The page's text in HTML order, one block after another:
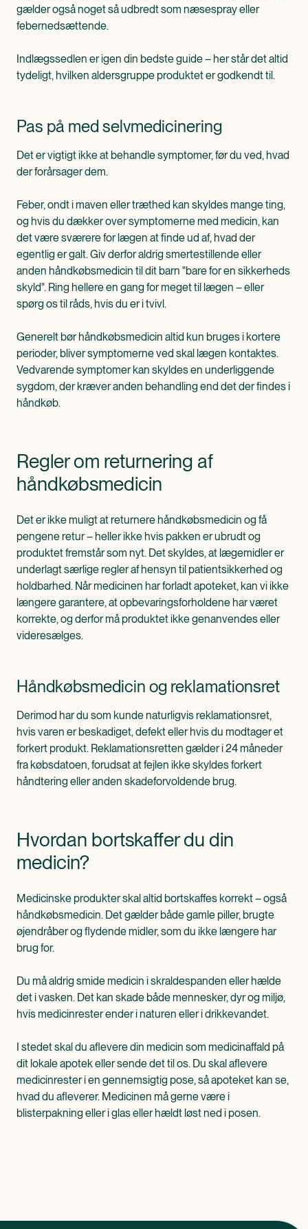
gælder også noget så udbredt som næsespray eller
febernedsættende.
Indlægssedlen er igen din bedste guide – her står det altid
tydeligt, hvilken aldersgruppe produktet er godkendt til.
Pas på med selvmedicinering
Det er vigtigt ikke at behandle symptomer, før du ved, hvad
der forårsager dem.
Feber, ondt i maven eller træthed kan skyldes mange ting,
og hvis du dækker over symptomerne med medicin, kan
det være sværere for lægen at finde ud af, hvad der
egentlig er galt. Giv derfor aldrig smertestillende eller
anden håndkøbsmedicin til dit barn "bare for en sikkerheds
skyld". Ring hellere en gang for meget til lægen – eller
spørg os til råds, hvis du er i tvivl.
Generelt bør håndkøbsmedicin altid kun bruges i kortere
perioder, bliver symptomerne ved skal lægen kontaktes.
Vedvarende symptomer kan skyldes en underliggende
sygdom, der kræver anden behandling end det der findes i
håndkøb.
Regler om returnering af
håndkøbsmedicin
Det er ikke muligt at returnere håndkøbsmedicin og få
pengene retur – heller ikke hvis pakken er ubrudt og
produktet fremstår som nyt. Det skyldes, at lægemidler er
underlagt særlige regler af hensyn til patientsikkerhed og
holdbarhed. Når medicinen har forladt apoteket, kan vi ikke
længere garantere, at opbevaringsforholdene har været
korrekte, og derfor må produktet ikke genanvendes eller
videresælges.
Håndkøbsmedicin og reklamationsret
Derimod har du som kunde naturligvis reklamationsret,
hvis varen er beskadiget, defekt eller hvis du modtager et
forkert produkt. Reklamationsretten gælder i 24 måneder
fra købsdatoen, forudsat at fejlen ikke skyldes forkert
håndtering eller anden skadeforvoldende brug.
Hvordan bortskaffer du din
medicin?
Medicinske produkter skal altid bortskaffes korrekt – også
håndkøbsmedicin. Det gælder både gamle piller, brugte
øjendråber og flydende midler, som du ikke længere har
brug for.
Du må aldrig smide medicin i skraldespanden eller hælde
det i vasken. Det kan skade både mennesker, dyr og miljø,
hvis medicinrester ender i naturen eller i drikkevandet.
I stedet skal du aflevere din medicin som medicinaffald på
dit lokale apotek eller sende det til os. Du skal aflevere
medicinrester i en gennemsigtig pose, så apoteket kan se,
hvad du afleverer. Medicinen må gerne være i
blisterpakning eller i glas eller hældt løst ned i posen.